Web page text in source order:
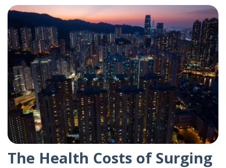
The Health Costs of Surging